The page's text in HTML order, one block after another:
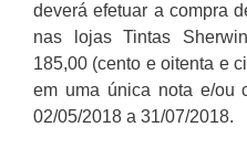
deverá efetuar a compra
nas lojas Tintas
185,00 (cento e oitenta e
em uma única nota e/ou
02/05/2018 a 31/07/2018.